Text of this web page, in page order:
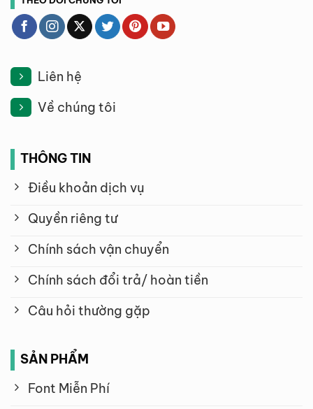
Liên hệ
Về chúng tôi
THÔNG TIN
Điều khoản dịch vụ
Quyền riêng tư
Chính sách vận chuyển
Chính sách đổi trả/ hoàn tiền
Câu hỏi thường gặp
SẢN PHẨM
Font Miễn Phí